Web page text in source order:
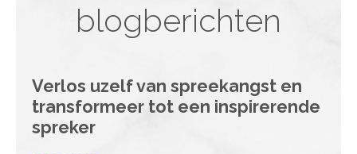
blogberichten
Verlos uzelf van spreekangst en
transformeer tot een inspirerende
spreker